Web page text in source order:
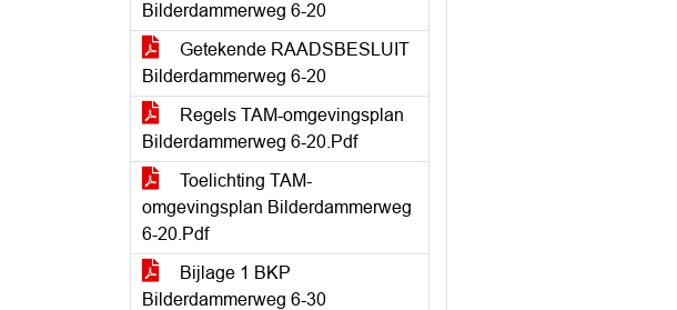
Bilderdammerweg 6-20
Getekende RAADSBESLUIT
Bilderdammerweg 6-20
Regels TAM-omgevingsplan
Bilderdammerweg 6-20.Pdf
Toelichting TAM-
omgevingsplan Bilderdammerweg
6-20.Pdf
Bijlage 1 BKP
Bilderdammerweg 6-30